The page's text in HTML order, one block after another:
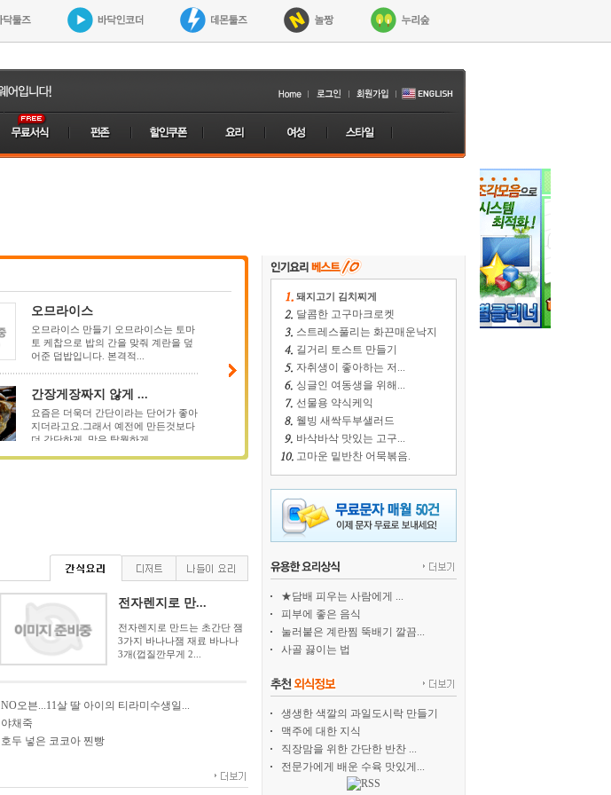
오므라이스
오므라이스 만들기 오므라이스는 토마
토 케찹으로 밥의 간을 맞줘 계란을 덮
어준 덥밥입니다. 본격적...
간장게장짜지 않게 ...
요즘은 더욱더 간단이라는 단어가 좋아
지더라고요.그래서 예전에 만든것보다
더 간단하게..맛은 탁월하게...
두부로 만든 웰빙 ...
굿모닝~~~좋은 하루 시작하셨지요~~
며칠째 그리 비가 오더니~ 오늘은 너무
동치미 담그기
겨울 동치미 담그는 방법과 재료 소개
합니다.무는 넘 크지 않은 것을 선택. 단
단하고 무청이 싱싱한...
var allblet_id = 135998, allblet_type =
4;
갈비집에 나오는 무...
전자렌지로 만...
전자렌지로 만드는 초간단 잼
3가지 바나나잼 재료 바나나
3개(껍질깐무게 2...
NO오븐...11살 딸 아이의 티라미수생일...
야채죽
호두 넣은 코코아 찐빵
돼지고기 김치찌게
달콤한 고구마크로켓
스트레스풀리는 화끈매운낙지
길거리 토스트 만들기
자취생이 좋아하는 저...
싱글인 여동생을 위해...
선물용 약식케익
웰빙 새싹두부샐러드
바삭바삭 맛있는 고구...
고마운 밑반찬 어묵볶음.
★담배 피우는 사람에게 ...
피부에 좋은 음식
눌러붙은 계란찜 뚝배기 깔끔...
사골 끓이는 법
생생한 색깔의 과일도시락 만들기
맥주에 대한 지식
직장맘을 위한 간단한 반찬 ...
전문가에게 배운 수육 맛있게...